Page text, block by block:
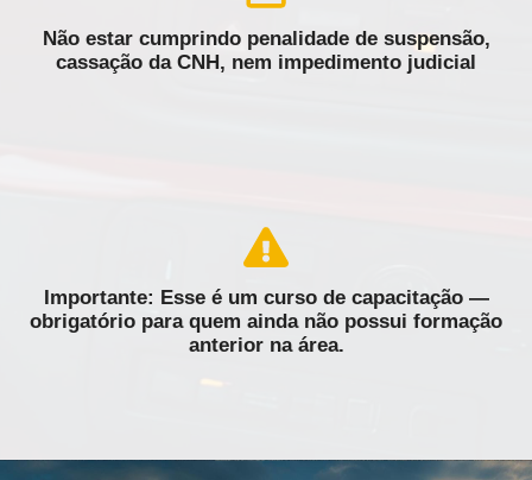
Não estar cumprindo penalidade de suspensão,
cassação da CNH, nem impedimento judicial
Importante: Esse é um curso de capacitação —
obrigatório para quem ainda não possui formação
anterior na área.